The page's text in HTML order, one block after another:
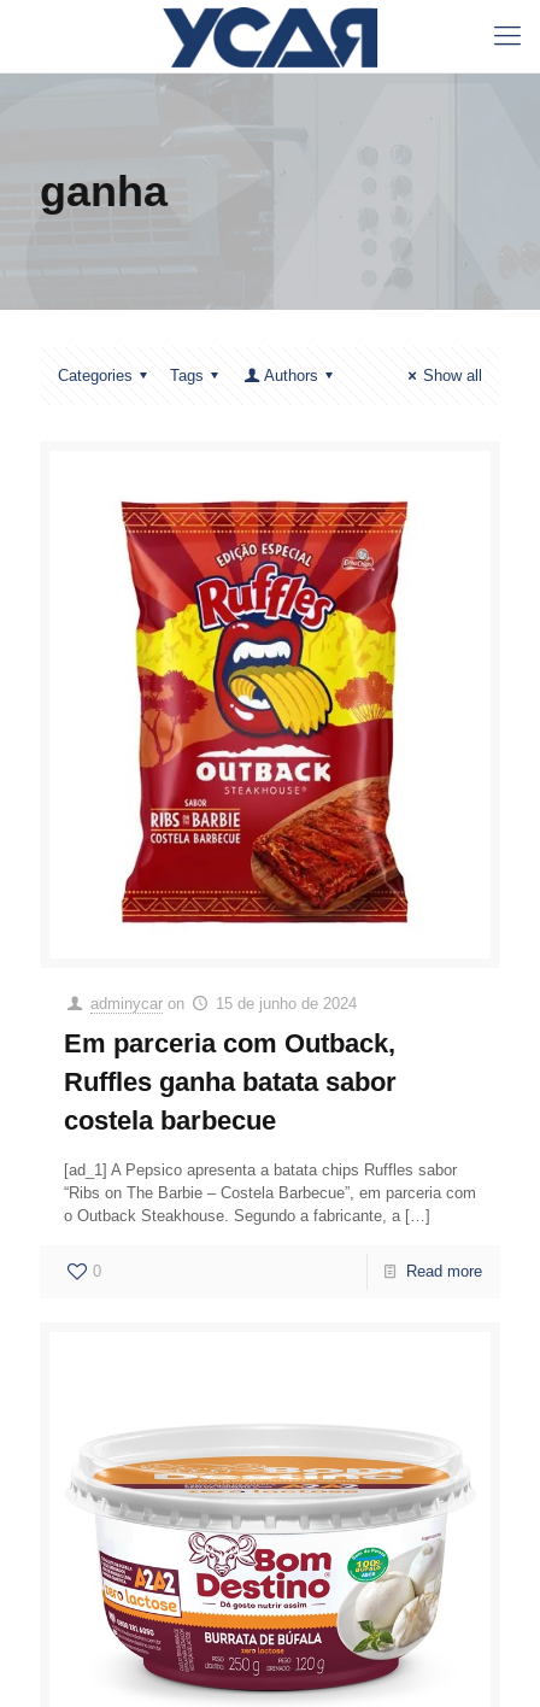
ganha
Categories Tags Authors Show all
adminycar on 15 de junho de 2024
Em parceria com Outback,
Ruffles ganha batata sabor
costela barbecue
[ad_1] A Pepsico apresenta a batata chips Ruffles sabor
“Ribs on The Barbie – Costela Barbecue”, em parceria com
o Outback Steakhouse. Segundo a fabricante, a […]
0 Read more